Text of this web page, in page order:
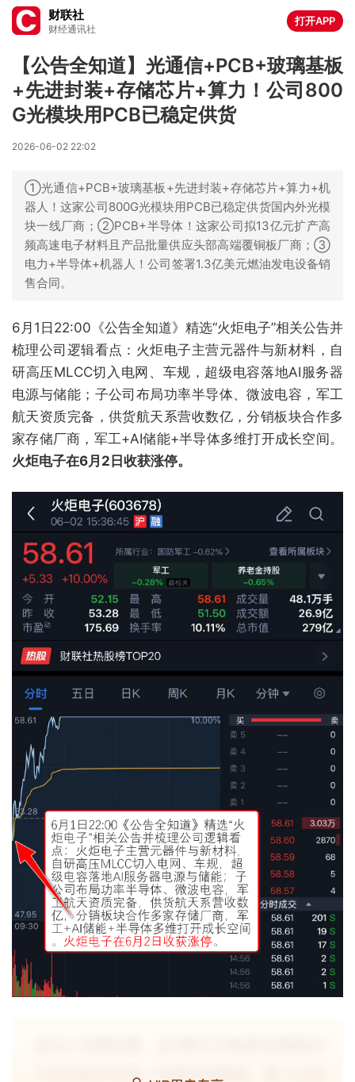
财联社
财经通讯社
打开APP
【公告全知道】光通信+PCB+玻璃基板
+先进封装+存储芯片+算力！公司800
G光模块用PCB已稳定供货
2026-06-02 22:02
①光通信+PCB+玻璃基板+先进封装+存储芯片+算力+机
器人！这家公司800G光模块用PCB已稳定供货国内外光模
块一线厂商；②PCB+半导体！这家公司拟13亿元扩产高
频高速电子材料且产品批量供应头部高端覆铜板厂商；③
电力+半导体+机器人！公司签署1.3亿美元燃油发电设备销
售合同。
6月1日22:00《公告全知道》精选“火炬电子”相关公告并
梳理公司逻辑看点：火炬电子主营元器件与新材料，自
研高压MLCC切入电网、车规，超级电容落地AI服务器
电源与储能；子公司布局功率半导体、微波电容，军工
航天资质完备，供货航天系营收数亿，分销板块合作多
家存储厂商，军工+AI储能+半导体多维打开成长空间。
火炬电子在6月2日收获涨停。